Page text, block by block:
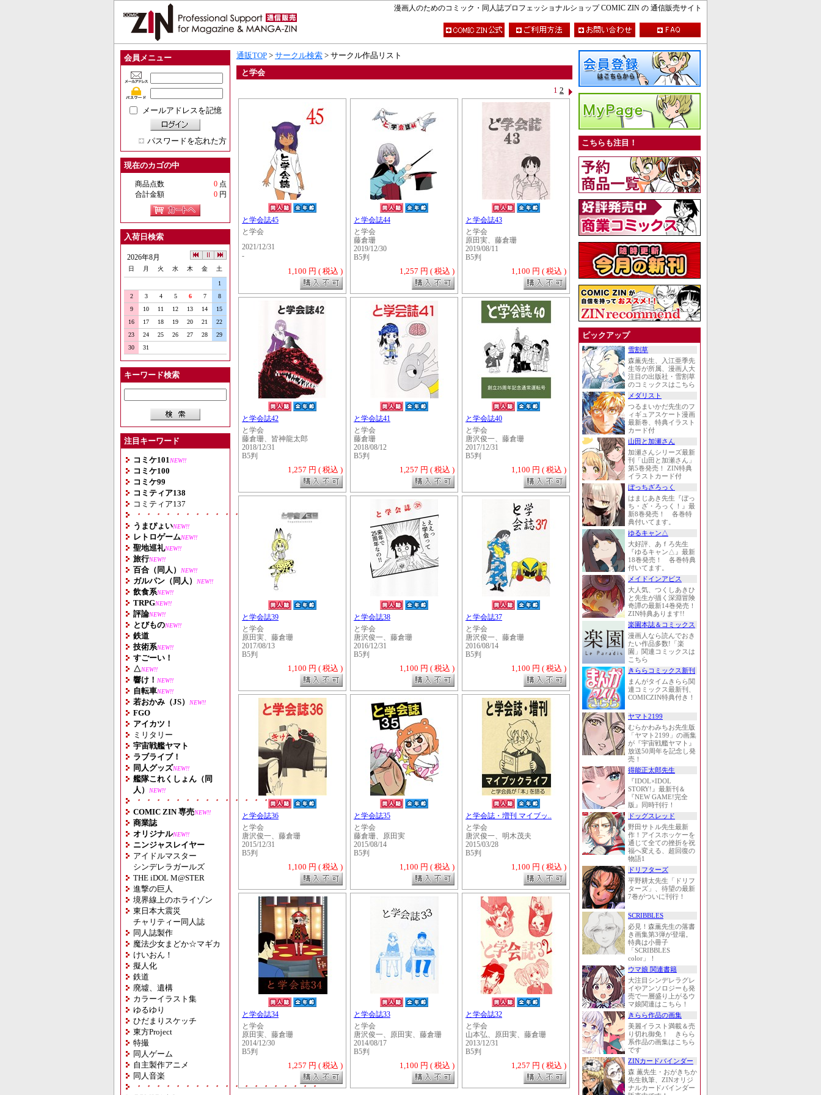
漫画人のためのコミック・同人誌プロフェッショナルショップ COMIC ZIN の 通信販売サイト
会員メニュー
メールアドレスを記憶
パスワードを忘れた方
現在のカゴの中
商品点数 0 点
合計金額
0 円
入荷日検索
2026年8月
日 月 火 水 木 金 土
1
2
3 4 5 6 7
8
9
10 11 12 13 14
15
16
17 18 19 20 21
22
23
24 25 26 27 28
29
30
31
キーワード検索
注目キーワード
コミケ101 NEW!!
コミケ100
コミケ99
コミティア138
コミティア137
・・・・・・・・・・・・・・・・・・・
うまぴょいNEW!!
レトロゲームNEW!!
聖地巡礼NEW!!
旅行NEW!!
百合（同人） NEW!!
ガルパン（同人） NEW!!
飲食系NEW!!
TRPGNEW!!
評論NEW!!
とびものNEW!!
鉄道
技術系NEW!!
すごーい！
△NEW!!
響け！ NEW!!
自転車NEW!!
若おかみ（JS） NEW!!
FGO
アイカツ！
ミリタリー
宇宙戦艦ヤマト
ラブライブ！
同人グッズNEW!!
艦隊これくしょん（同
人）
NEW!!
・・・・・・・・・・・・・・・・・・・
COMIC ZIN 専売NEW!!
商業誌
オリジナルNEW!!
ニンジャスレイヤー
アイドルマスター
シンデレラガールズ
THE iDOL M@STER
進撃の巨人
境界線上のホライゾン
東日本大震災
チャリティー同人誌
同人誌製作
魔法少女まどか☆マギカ
けいおん！
擬人化
鉄道
廃墟、遺構
カラーイラスト集
ゆるゆり
ひだまりスケッチ
東方Project
特撮
同人ゲーム
自主製作アニメ
同人音楽
・・・・・・・・・・・・・・・・・・・
通販TOP > サークル検索 > サークル作品リスト
と学会
1 2
と学会誌45
と学会
2021/12/31
-
1,100 円 ( 税込 )
と学会誌44
と学会
藤倉珊
2019/12/30
B5判
1,257 円 ( 税込 )
と学会誌43
と学会
原田実、藤倉珊
2019/08/11
B5判
1,100 円 ( 税込 )
と学会誌42
と学会
藤倉珊、皆神龍太郎
2018/12/31
B5判
1,257 円 ( 税込 )
と学会誌41
と学会
藤倉珊
2018/08/12
B5判
1,257 円 ( 税込 )
と学会誌40
と学会
唐沢俊一、藤倉珊
2017/12/31
B5判
1,100 円 ( 税込 )
と学会誌39
と学会
原田実、藤倉珊
2017/08/13
B5判
1,100 円 ( 税込 )
と学会誌38
と学会
唐沢俊一、藤倉珊
2016/12/31
B5判
1,100 円 ( 税込 )
と学会誌37
と学会
唐沢俊一、藤倉珊
2016/08/14
B5判
1,100 円 ( 税込 )
と学会誌36
と学会
唐沢俊一、藤倉珊
2015/12/31
B5判
1,100 円 ( 税込 )
と学会誌35
と学会
藤倉珊、原田実
2015/08/14
B5判
1,100 円 ( 税込 )
と学会誌・増刊 マイブッ..
と学会
唐沢俊一、明木茂夫
2015/03/28
B5判
1,100 円 ( 税込 )
と学会誌34
と学会
原田実、藤倉珊
2014/12/30
B5判
1,257 円 ( 税込 )
と学会誌33
と学会
唐沢俊一、原田実、藤倉珊
2014/08/17
B5判
1,100 円 ( 税込 )
と学会誌32
と学会
山本弘、原田実、藤倉珊
2013/12/31
B5判
1,257 円 ( 税込 )
こちらも注目！
ピックアップ
雪割草
森薫先生、入江亜季先
生等が所属、漫画人大
注目の出版社・雪割草
のコミックスはこちら
メダリスト
つるまいかだ先生のフ
ィギュアスケート漫画
最新巻、特典イラスト
カード付
山田と加瀬さん
加瀬さんシリーズ最新
刊「山田と加瀬さん」
第5巻発売！ ZIN特典
イラストカード付
ぼっちざろっく
はまじあき先生『ぼっ
ち・ざ・ろっく！』最
新8巻発売！ 各巻特
典付いてます。
ゆるキャン△
大好評、あｆろ先生
『ゆるキャン△』最新
18巻発売！ 各巻特典
付いてます。
メイドインアビス
大人気、つくしあきひ
と先生が描く深淵冒険
奇譚の最新14巻発売！
ZIN特典あります!!
楽園本誌＆コミックス
漫画人なら読んでおき
たい作品多数!「楽
園」関連コミックスは
こちら
きららコミックス新刊
まんがタイムきらら関
連コミックス最新刊、
COMICZIN特典付き！
ヤマト2199
むらかわみちお先生版
「ヤマト2199」の画集
が『宇宙戦艦ヤマト』
放送50周年を記念し発
売！
得能正太郎先生
『IDOL×IDOL
STORY!』最新刊＆
『NEW GAME!完全
版』同時刊行！
ドッグスレッド
野田サトル先生最新
作！アイスホッケーを
通じて全ての挫折を祝
福へ変える、超回復の
物語1
ドリフターズ
平野耕太先生「ドリフ
ターズ」、待望の最新
7巻がついに刊行！
SCRIBBLES
必見！森薫先生の落書
き画集第3弾が登場。
特典は小冊子
「SCRIBBLES
color」！
ウマ娘 関連書籍
大注目シンデレラグレ
イやアンソロジーも発
売で一層盛り上がるウ
マ娘関連はこちら！
きらら作品の画集
美麗イラスト満載＆売
り切れ御免！ きらら
系作品の画集はこちら
です
ZINカードバインダー
森 薫先生・おがきちか
先生執筆、ZINオリジ
ナルカードバインダー